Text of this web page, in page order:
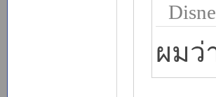
ผมว่